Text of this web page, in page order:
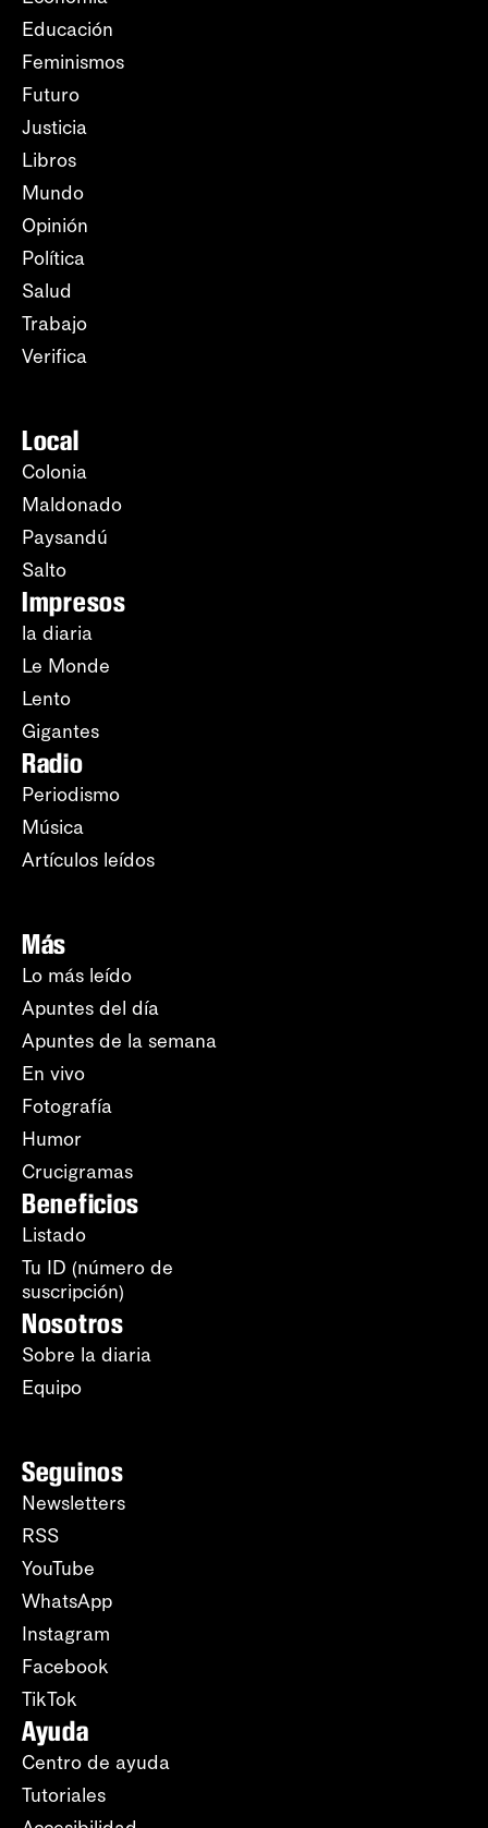
Educación
Feminismos
Futuro
Justicia
Libros
Mundo
Opinión
Política
Salud
Trabajo
Verifica
Local
Colonia
Maldonado
Paysandú
Salto
Impresos
la diaria
Le Monde
Lento
Gigantes
Radio
Periodismo
Música
Artículos leídos
Más
Lo más leído
Apuntes del día
Apuntes de la semana
En vivo
Fotografía
Humor
Crucigramas
Beneficios
Listado
Tu ID (número de
suscripción)
Nosotros
Sobre la diaria
Equipo
Seguinos
Newsletters
RSS
YouTube
WhatsApp
Instagram
Facebook
TikTok
Ayuda
Centro de ayuda
Tutoriales